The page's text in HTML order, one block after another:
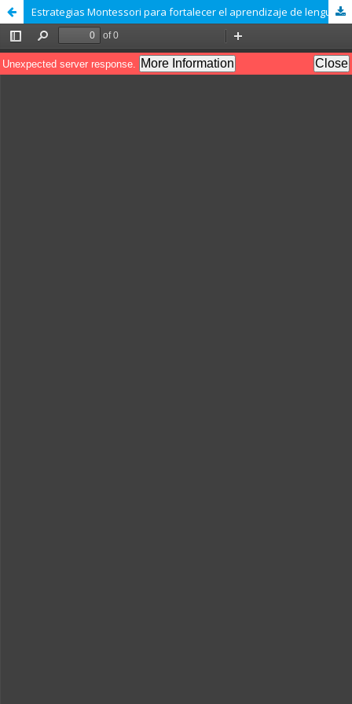
Estrategias Montessori para fortalecer el aprendizaje de lengua y literatura en estudiantes de segundo grado